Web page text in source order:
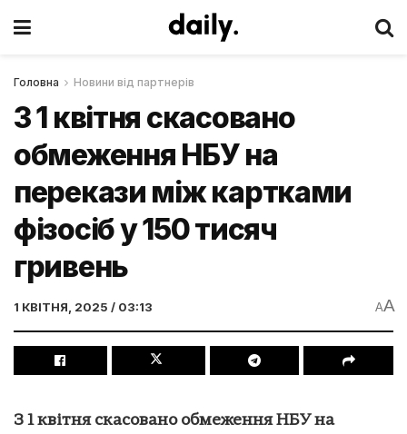
Головна Новини від партнерів
З 1 квітня скасовано
обмеження НБУ на
перекази між картками
фізосіб у 150 тисяч
гривень
1 КВІТНЯ, 2025 / 03:13 AA
З 1 квітня скасовано обмеження НБУ на